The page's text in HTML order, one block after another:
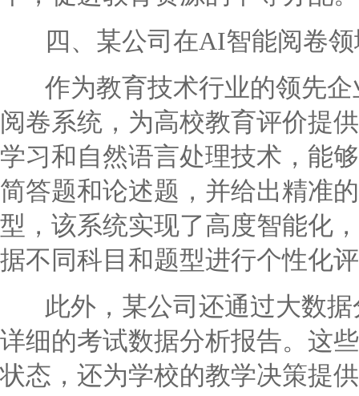
四、某公司在AI智能阅卷领
作为教育技术行业的领先企
阅卷系统，为高校教育评价提
学习和自然语言处理技术，能
简答题和论述题，并给出精准
型，该系统实现了高度智能化
据不同科目和题型进行个性化
此外，某公司还通过大数据
详细的考试数据分析报告。这
状态，还为学校的教学决策提